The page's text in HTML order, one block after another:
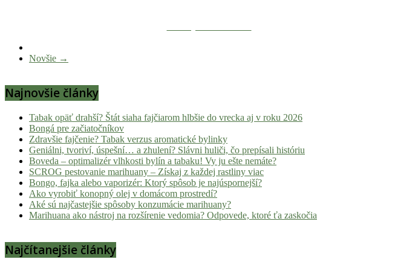
Novšie →
Najnovšie články
Tabak opäť drahší? Štát siaha fajčiarom hlbšie do vrecka aj v roku 2026
Bongá pre začiatočníkov
Zdravšie fajčenie? Tabak verzus aromatické bylinky
Geniálni, tvoriví, úspešní… a zhulení? Slávni huliči, čo prepísali históriu
Boveda – optimalizér vlhkosti bylín a tabaku! Vy ju ešte nemáte?
SCROG pestovanie marihuany – Získaj z každej rastliny viac
Bongo, fajka alebo vaporizér: Ktorý spôsob je najúspornejší?
Ako vyrobiť konopný olej v domácom prostredí?
Aké sú najčastejšie spôsoby konzumácie marihuany?
Marihuana ako nástroj na rozšírenie vedomia? Odpovede, ktoré ťa zaskočia
Najčítanejšie články